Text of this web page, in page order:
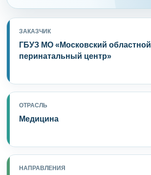
ЗАКАЗЧИК
ГБУЗ МО «Московский областной
перинатальный центр»
ОТРАСЛЬ
Медицина
НАПРАВЛЕНИЯ